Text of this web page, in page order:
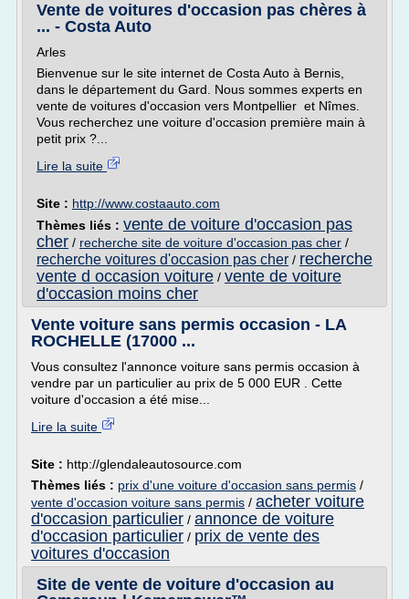
Vente de voitures d'occasion pas chères à
... - Costa Auto
Arles
Bienvenue sur le site internet de Costa Auto à Bernis,
dans le département du Gard. Nous sommes experts en
vente de voitures d'occasion vers Montpellier et Nîmes.
Vous recherchez une voiture d'occasion première main à
petit prix ?...
Lire la suite
Site : http://www.costaauto.com
Thèmes liés : vente de voiture d'occasion pas
cher / recherche site de voiture d'occasion pas cher /
recherche voitures d'occasion pas cher / recherche
vente d occasion voiture / vente de voiture
d'occasion moins cher
Vente voiture sans permis occasion - LA
ROCHELLE (17000 ...
Vous consultez l'annonce voiture sans permis occasion à
vendre par un particulier au prix de 5 000 EUR . Cette
voiture d'occasion a été mise...
Lire la suite
Site : http://glendaleautosource.com
Thèmes liés : prix d'une voiture d'occasion sans permis /
vente d'occasion voiture sans permis / acheter voiture
d'occasion particulier / annonce de voiture
d'occasion particulier / prix de vente des
voitures d'occasion
Site de vente de voiture d'occasion au